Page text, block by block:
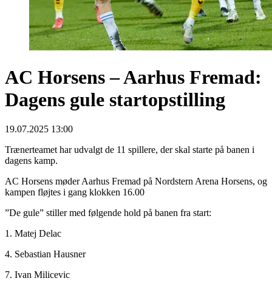
AC Horsens – Aarhus Fremad:
Dagens gule startopstilling
19.07.2025 13:00
Trænerteamet har udvalgt de 11 spillere, der skal starte på banen i
dagens kamp.
AC Horsens møder Aarhus Fremad på Nordstern Arena Horsens, og
kampen fløjtes i gang klokken 16.00
”De gule” stiller med følgende hold på banen fra start:
1. Matej Delac
4. Sebastian Hausner
7. Ivan Milicevic